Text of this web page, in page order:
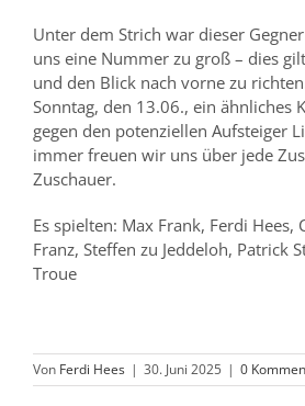
Unter dem Strich war dieser
uns eine Nummer zu groß – dies
und den Blick nach vorne zu
Sonntag, den 13.06., ein ähnliches
gegen den potenziellen Aufsteiger
immer freuen wir uns über jede
Zuschauer.
Es spielten: Max Frank, Ferdi Hees,
Franz, Steffen zu Jeddeloh, Patrick
Troue
Von Ferdi Hees | 30. Juni 2025 | 0